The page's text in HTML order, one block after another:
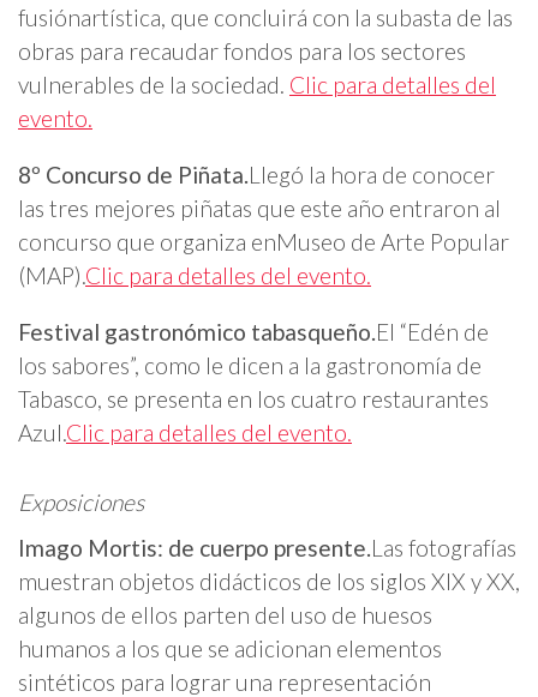
fusiónartística, que concluirá con la subasta de las
obras para recaudar fondos para los sectores
vulnerables de la sociedad. Clic para detalles del
evento.
8º Concurso de Piñata.Llegó la hora de conocer
las tres mejores piñatas que este año entraron al
concurso que organiza enMuseo de Arte Popular
(MAP).Clic para detalles del evento.
Festival gastronómico tabasqueño.El “Edén de
los sabores”, como le dicen a la gastronomía de
Tabasco, se presenta en los cuatro restaurantes
Azul.Clic para detalles del evento.
Exposiciones
Imago Mortis: de cuerpo presente.Las fotografías
muestran objetos didácticos de los siglos XIX y XX,
algunos de ellos parten del uso de huesos
humanos a los que se adicionan elementos
sintéticos para lograr una representación